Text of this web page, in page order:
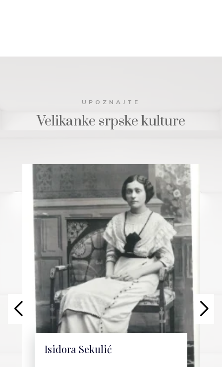
UPOZNAJTE
Velikanke srpske kulture
Isidora Sekulić